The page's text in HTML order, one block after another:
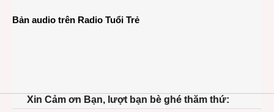
Bản audio trên Radio Tuổi Trẻ
Xin Cảm ơn Bạn, lượt bạn bè ghé thăm thứ: